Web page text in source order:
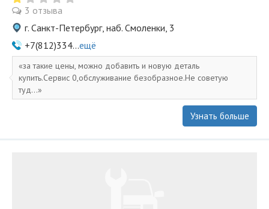
3 отзыва
г. Санкт-Петербург, наб. Смоленки, 3
+7(812)334...ещё
за такие цены, можно добавить и новую деталь
купить.Сервис 0,обслуживание безобразное.Не советую
туд...
Узнать больше